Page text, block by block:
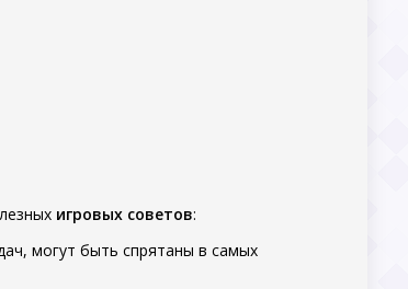
игровых советов:
могут быть спрятаны в самых